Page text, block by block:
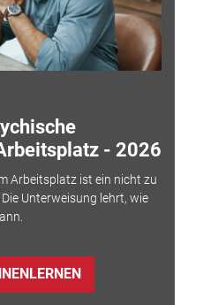
- 2026
Arbeitsplatz ist ein nicht zu
Unterweisung lehrt, wie